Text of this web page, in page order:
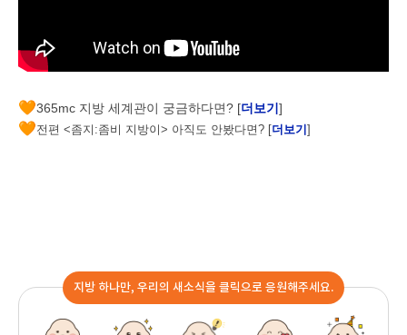
🧡365mc 지방 세계관이 궁금하다면? [더보기 ]
🧡전편 <좀지:좀비 지방이> 아직도 안봤다면? [더보기 ]
지방 하나만, 우리의 새소식을 클릭으로 응원해주세요.